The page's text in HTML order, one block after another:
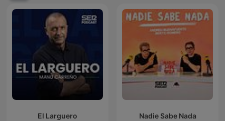
El Larguero Nadie Sabe Nada